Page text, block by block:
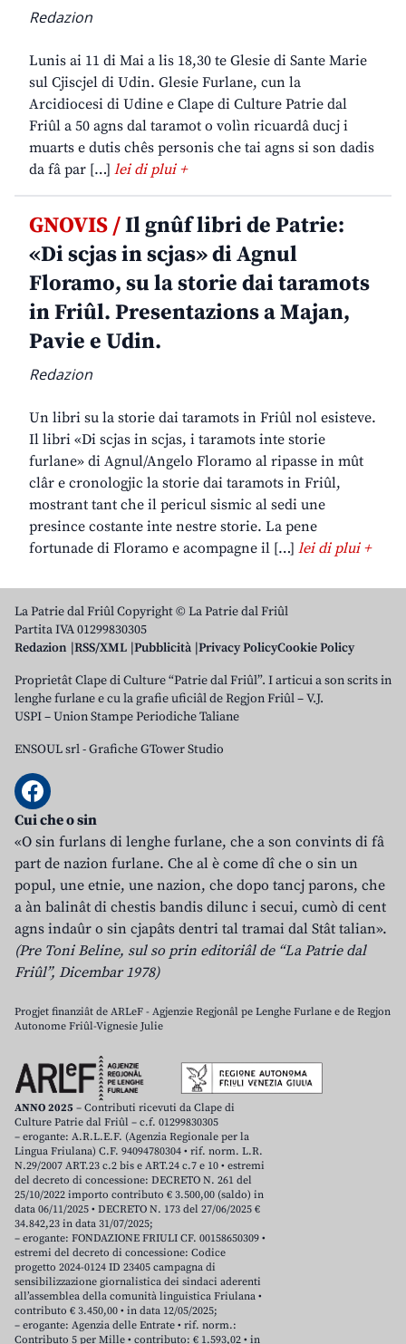
Redazion
Lunis ai 11 di Mai a lis 18,30 te Glesie di Sante Marie
sul Cjiscjel di Udin. Glesie Furlane, cun la
Arcidiocesi di Udine e Clape di Culture Patrie dal
Friûl a 50 agns dal taramot o volìn ricuardâ ducj i
muarts e dutis chês personis che tai agns si son dadis
da fâ par […] lei di plui +
GNOVIS /Il gnûf libri de Patrie:
«Di scjas in scjas» di Agnul
Floramo, su la storie dai taramots
in Friûl. Presentazions a Majan,
Pavie e Udin.
Redazion
Un libri su la storie dai taramots in Friûl nol esisteve.
Il libri «Di scjas in scjas, i taramots inte storie
furlane» di Agnul/Angelo Floramo al ripasse in mût
clâr e cronologjic la storie dai taramots in Friûl,
mostrant tant che il pericul sismic al sedi une
presince costante inte nestre storie. La pene
fortunade di Floramo e acompagne il […] lei di plui +
La Patrie dal Friûl Copyright © La Patrie dal Friûl
Partita IVA 01299830305
Redazion RSS/XML Pubblicità Privacy PolicyCookie Policy
Proprietât Clape di Culture “Patrie dal Friûl”. I articui a son scrits in
lenghe furlane e cu la grafie uficiâl de Regjon Friûl – V.J.
USPI – Union Stampe Periodiche Taliane
ENSOUL srl-Grafiche GTower Studio
Cui che o sin
«O sin furlans di lenghe furlane, che a son convints di fâ
part de nazion furlane. Che al è come dî che o sin un
popul, une etnie, une nazion, che dopo tancj parons, che
a àn balinât di chestis bandis dilunc i secui, cumò di cent
agns indaûr o sin cjapâts dentri tal tramai dal Stât talian».
(Pre Toni Beline, sul so prin editoriâl de “La Patrie dal
Friûl”, Dicembar 1978)
Progjet finanziât de ARLeF - Agjenzie Regjonâl pe Lenghe Furlane e de Regjon
Autonome Friûl-Vignesie Julie
ANNO 2025 – Contributi ricevuti da Clape di
Culture Patrie dal Friûl – c.f. 01299830305
– erogante: A.R.L.E.F. (Agenzia Regionale per la
Lingua Friulana) C.F. 94094780304 • rif. norm. L.R.
N.29/2007 ART.23 c.2 bis e ART.24 c.7 e 10 • estremi
del decreto di concessione: DECRETO N. 261 del
25/10/2022 importo contributo € 3.500,00 (saldo) in
data 06/11/2025 • DECRETO N. 173 del 27/06/2025 €
34.842,23 in data 31/07/2025;
– erogante: FONDAZIONE FRIULI CF. 00158650309 •
estremi del decreto di concessione: Codice
progetto 2024-0124 ID 23405 campagna di
sensibilizzazione giornalistica dei sindaci aderenti
all’assemblea della comunità linguistica Friulana •
contributo € 3.450,00 • in data 12/05/2025;
– erogante: Agenzia delle Entrate • rif. norm.:
Contributo 5 per Mille • contributo: € 1.593,02 • in